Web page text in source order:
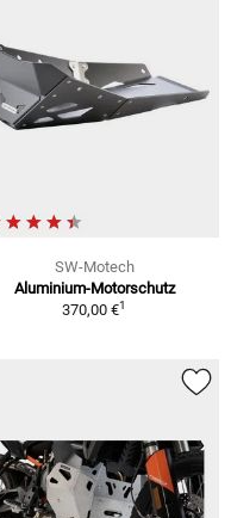
SW-Motech
Aluminium-Motorschutz
370,00 €1